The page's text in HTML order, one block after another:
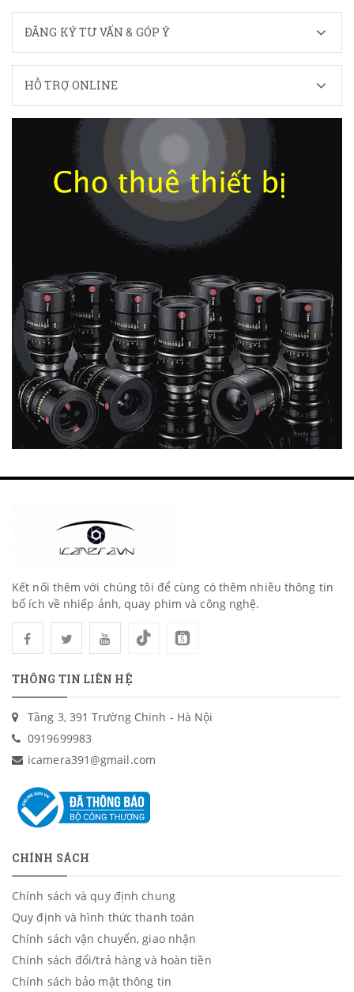
ĐĂNG KÝ TƯ VẤN & GÓP Ý
HỖ TRỢ ONLINE
Kết nối thêm với chúng tôi để cùng có thêm nhiều thông tin
bổ ích về nhiếp ảnh, quay phim và công nghệ.
THÔNG TIN LIÊN HỆ
Tầng 3, 391 Trường Chinh - Hà Nội
0919699983
icamera391@gmail.com
CHÍNH SÁCH
Chính sách và quy định chung
Quy định và hình thức thanh toán
Chính sách vận chuyển, giao nhận
Chính sách đổi/trả hàng và hoàn tiền
Chính sách bảo mật thông tin